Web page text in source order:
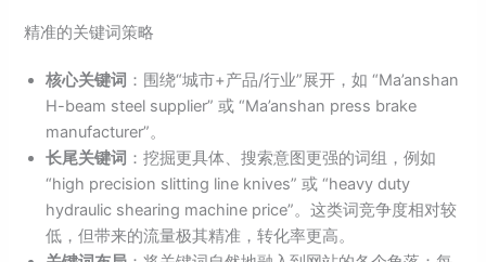
精准的关键词策略
核心关键词 ：围绕“城市+产品/行业”展开，如 “Ma’anshan
H-beam steel supplier” 或 “Ma’anshan press brake
manufacturer”。
长尾关键词 ：挖掘更具体、搜索意图更强的词组，例如
“high precision slitting line knives” 或 “heavy duty
hydraulic shearing machine price”。这类词竞争度相对较
低，但带来的流量极其精准，转化率更高。